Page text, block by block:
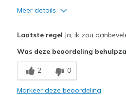
Meer details
Beste toepassingen
Casual Wear
Laatste regel Ja, ik zou
Was deze beoordeling
2 0
Markeer deze beoordeling